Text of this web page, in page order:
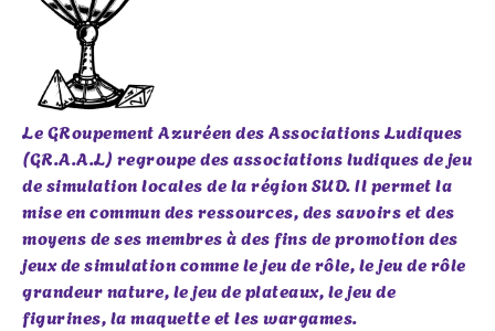
Le GRoupement Azuréen des Associations Ludiques
(GR.A.A.L) regroupe des associations ludiques de jeu
de simulation locales de la région SUD. Il permet la
mise en commun des ressources, des savoirs et des
moyens de ses membres à des fins de promotion des
jeux de simulation comme le jeu de rôle, le jeu de rôle
grandeur nature, le jeu de plateaux, le jeu de
figurines, la maquette et les wargames.